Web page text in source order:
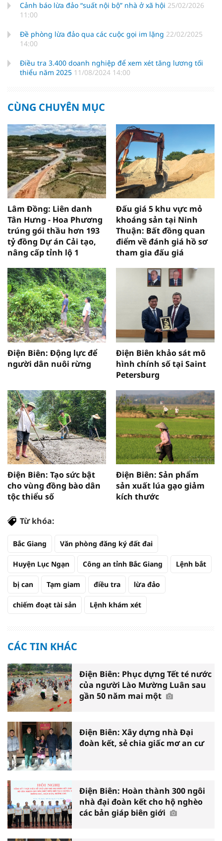
Cảnh báo lừa đảo “suất nội bộ” nhà ở xã hội 25/02/2026
11:00
Đề phòng lừa đảo qua các cuộc gọi im lặng 22/02/2025
14:00
Điều tra 3.400 doanh nghiệp để xem xét tăng lương tối
thiểu năm 2025 11/08/2024 14:00
CÙNG CHUYÊN MỤC
Lâm Đồng: Liên danh
Tân Hưng - Hoa Phương
trúng gói thầu hơn 193
tỷ đồng Dự án Cải tạo,
nâng cấp tỉnh lộ 1
Đấu giá 5 khu vực mỏ
khoáng sản tại Ninh
Thuận: Bất đồng quan
điểm về đánh giá hồ sơ
tham gia đấu giá
Điện Biên: Động lực để
người dân nuôi rừng
Điện Biên khảo sát mô
hình chính số tại Saint
Petersburg
Điện Biên: Tạo sức bật
cho vùng đồng bào dân
tộc thiểu số
Điện Biên: Sản phẩm
sản xuất lúa gạo giảm
kích thước
Từ khóa:
Bắc Giang Văn phòng đăng ký đất đai
Huyện Lục Ngạn Công an tỉnh Bắc Giang Lệnh bắt
bị can Tạm giam điều tra lừa đảo
chiếm đoạt tài sản Lệnh khám xét
CÁC TIN KHÁC
Điện Biên: Phục dựng Tết té nước
của người Lào Mường Luân sau
gần 50 năm mai một
Điện Biên: Xây dựng nhà Đại
đoàn kết, sẻ chia giấc mơ an cư
Điện Biên: Hoàn thành 300 ngôi
nhà đại đoàn kết cho hộ nghèo
các bản giáp biên giới